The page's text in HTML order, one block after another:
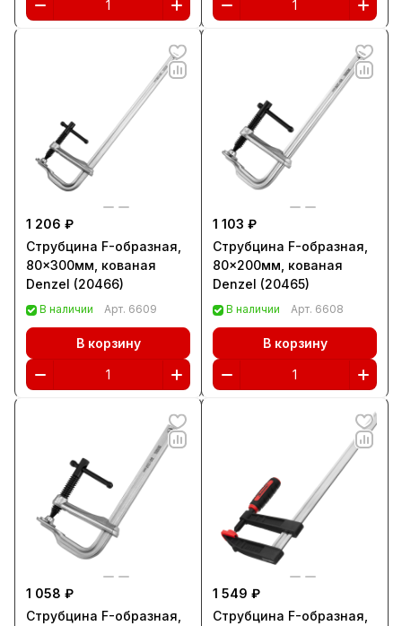
1 206 ₽
Струбцина F-образная,
80x300мм, кованая
Denzel (20466)
В наличии Арт. 6609
В корзину
1 103 ₽
Струбцина F-образная,
80x200мм, кованая
Denzel (20465)
В наличии Арт. 6608
В корзину
1 058 ₽
Струбцина F-образная,
1 549 ₽
Струбцина F-образная,